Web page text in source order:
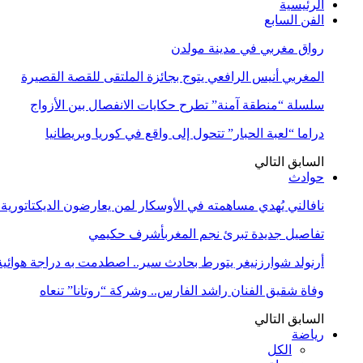
الرئيسية
الفن السابع
رواق مغربي في مدينة مولدن
المغربي أنيس الرافعي يتوج بجائزة الملتقى للقصة القصيرة
سلسلة “منطقة آمنة” تطرح حكايات الانفصال بين الأزواج
دراما “لعبة الحبار” تتحول إلى واقع في كوريا وبريطانيا
السابق التالي
حوادث
نافالني يُهدي مساهمته في الأوسكار لمن يعارضون
تفاصيل جديدة تبرئ نجم المغربأشرف حكيمي
أرنولد شوارزنيغر يتورط بحادث سير.. اصطدمت به دراجة
وفاة شقيق الفنان راشد الفارس.. وشركة “روتانا” تنعاه
السابق التالي
رياضة
الكل